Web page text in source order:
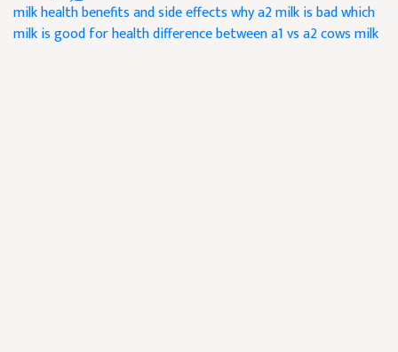
milk health benefits and side effectswhy a2 milk is badwhich
milk is good for healthdifference between a1 vs a2 cows milk